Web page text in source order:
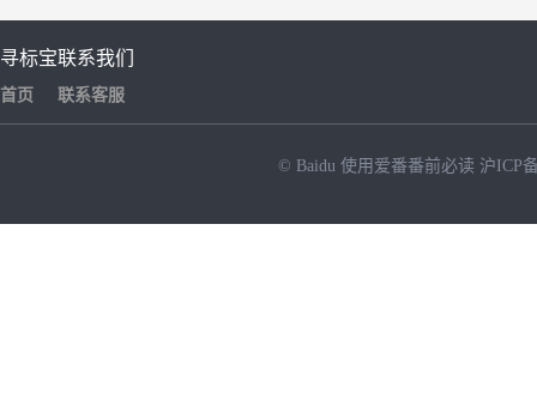
寻标宝
首页
联系我们
联系客服
© Baidu 使用爱番番前必读 沪ICP